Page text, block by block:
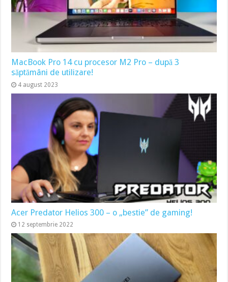
MacBook Pro 14 cu procesor M2 Pro – după 3
săptămâni de utilizare!
4 august 2023
Acer Predator Helios 300 – o „bestie” de gaming!
12 septembrie 2022